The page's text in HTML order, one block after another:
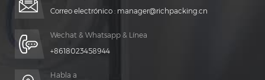
Correo electrónico : manager@richpacking.cn
Wechat & Whatsapp & Línea
+8618023458944
Habla a